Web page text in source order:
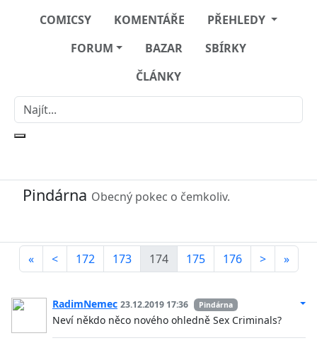
COMICSY KOMENTÁŘE
PŘEHLEDY
FORUM
BAZAR
SBÍRKY
ČLÁNKY
Pindárna Obecný pokec o čemkoliv.
« < 172 173 174 175 176 > »
RadimNemec 23.12.2019 17:36 Pindárna
Neví někdo něco nového ohledně Sex Criminals?